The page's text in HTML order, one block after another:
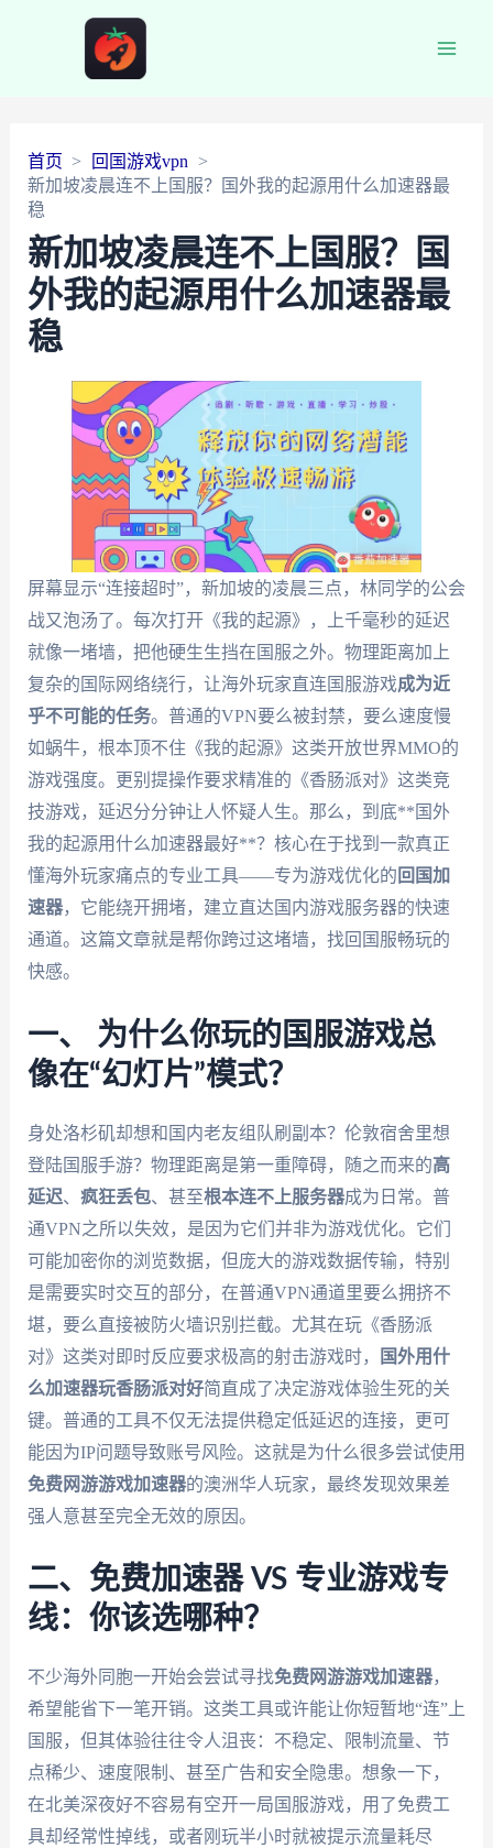
首页
回国游戏vpn
新加坡凌晨连不上国服？国外我的起源用什么加速器最
稳
新加坡凌晨连不上国服？国
外我的起源用什么加速器最
稳
屏幕显示“连接超时”，新加坡的凌晨三点，林同学的公会
战又泡汤了。每次打开《我的起源》，上千毫秒的延迟
就像一堵墙，把他硬生生挡在国服之外。物理距离加上
复杂的国际网络绕行，让海外玩家直连国服游戏成为近
乎不可能的任务。普通的VPN要么被封禁，要么速度慢
如蜗牛，根本顶不住《我的起源》这类开放世界MMO的
游戏强度。更别提操作要求精准的《香肠派对》这类竞
技游戏，延迟分分钟让人怀疑人生。那么，到底**国外
我的起源用什么加速器最好**？核心在于找到一款真正
懂海外玩家痛点的专业工具——专为游戏优化的 回国加
速器，它能绕开拥堵，建立直达国内游戏服务器的快速
通道。这篇文章就是帮你跨过这堵墙，找回国服畅玩的
快感。
一、 为什么你玩的国服游戏总
像在“幻灯片”模式？
身处洛杉矶却想和国内老友组队刷副本？伦敦宿舍里想
登陆国服手游？物理距离是第一重障碍，随之而来的高
延迟、 疯狂丢包、甚至根本连不上服务器成为日常。普
通VPN之所以失效，是因为它们并非为游戏优化。它们
可能加密你的浏览数据，但庞大的游戏数据传输，特别
是需要实时交互的部分，在普通VPN通道里要么拥挤不
堪，要么直接被防火墙识别拦截。尤其在玩《香肠派
对》这类对即时反应要求极高的射击游戏时，
国外用什
么加速器玩香肠派对好简直成了决定游戏体验生死的关
键。普通的工具不仅无法提供稳定低延迟的连接，更可
能因为IP问题导致账号风险。这就是为什么很多尝试使用
免费网游游戏加速器的澳洲华人玩家，最终发现效果差
强人意甚至完全无效的原因。
二、免费加速器 VS 专业游戏专
线：你该选哪种？
不少海外同胞一开始会尝试寻找免费网游游戏加速器，
希望能省下一笔开销。这类工具或许能让你短暂地“连”上
国服，但其体验往往令人沮丧：不稳定、限制流量、节
点稀少、速度限制、甚至广告和安全隐患。想象一下，
在北美深夜好不容易有空开一局国服游戏，用了免费工
具却经常性掉线，或者刚玩半小时就被提示流量耗尽